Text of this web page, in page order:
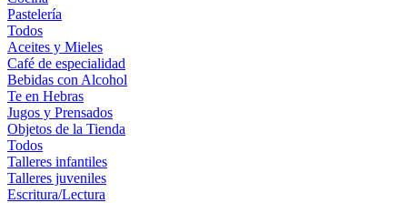
Pastelería
Todos
Aceites y Mieles
Café de especialidad
Bebidas con Alcohol
Te en Hebras
Jugos y Prensados
Objetos de la Tienda
Todos
Talleres infantiles
Talleres juveniles
Escritura/Lectura